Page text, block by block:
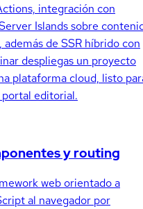
integración con
Islands sobre
de SSR híbrido con
despliegas un proyecto
plataforma cloud, listo
editorial.
y routing
web orientado a
al navegador por